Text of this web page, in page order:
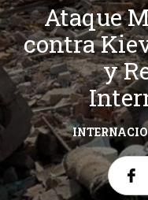
Ataque
contra
y